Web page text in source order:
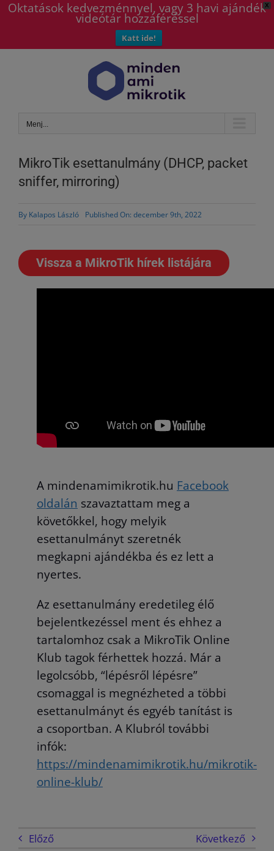
X
Oktatások kedvezménnyel, vagy 3 havi ajándék
videótár hozzáféréssel
Katt ide!
Menj...
MikroTik esettanulmány (DHCP, packet
sniffer, mirroring)
By Kalapos László Published On: december 9th, 2022
Vissza a MikroTik hírek listájára
A mindenamimikrotik.hu Facebook
oldalán szavaztattam meg a
követőkkel, hogy melyik
esettanulmányt szeretnék
megkapni ajándékba és ez lett a
nyertes.
Az esettanulmány eredetileg élő
bejelentkezéssel ment és ehhez a
tartalomhoz csak a MikroTik Online
Klub tagok férhettek hozzá. Már a
legolcsóbb, “lépésről lépésre”
csomaggal is megnézheted a többi
esettanulmányt és egyéb tanítást is
a csoportban. A Klubról további
infók:
https://mindenamimikrotik.hu/mikrotik-
online-klub/
Előző Következő